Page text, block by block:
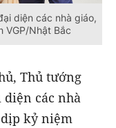
diện các nhà giáo,
VGP/Nhật Bắc
Thủ tướng
diện các nhà
kỷ niệm